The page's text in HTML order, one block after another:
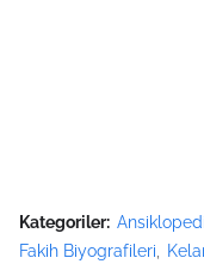
Kategoriler: Ansiklopedi
Fakih Biyografileri